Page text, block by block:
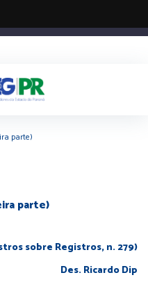
parte)
parte)
sobre Registros, n. 279)
Des. Ricardo Dip